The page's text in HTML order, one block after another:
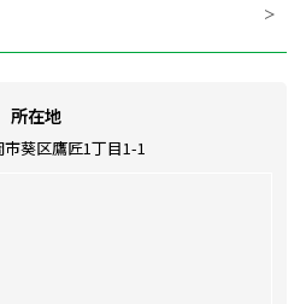
所在地
葵区鷹匠1丁目1-1